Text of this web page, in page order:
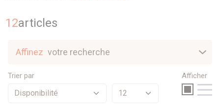
12articles
Trier par Afficher
Affinez votre recherche
Promotions